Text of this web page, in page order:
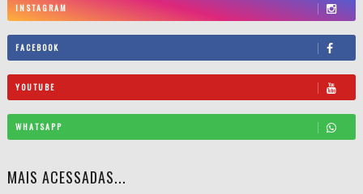
INSTAGRAM
FACEBOOK
YOUTUBE
WHATSAPP
MAIS ACESSADAS...